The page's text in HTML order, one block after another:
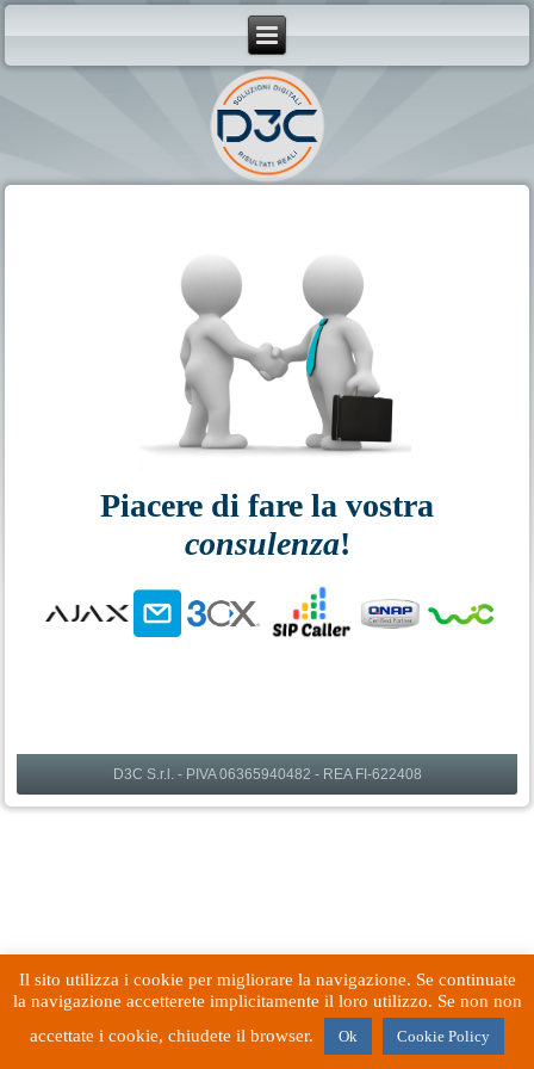
Piacere di fare la vostra
consulenza!
D3C S.r.l. - PIVA 06365940482 - REA FI-622408
Il sito utilizza i cookie per migliorare la navigazione. Se continuate
la navigazione accetterete implicitamente il loro utilizzo. Se non non
accettate i cookie, chiudete il browser.
Ok Cookie Policy